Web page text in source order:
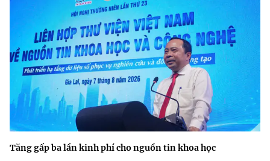
Tăng gấp ba lần kinh phí cho nguồn tin khoa học